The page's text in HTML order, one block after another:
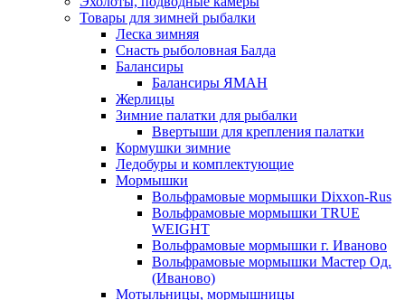
Товары для зимней рыбалки
Леска зимняя
Снасть рыболовная Балда
Балансиры
Балансиры ЯМАН
Жерлицы
Зимние палатки для рыбалки
Ввертыши для крепления палатки
Кормушки зимние
Ледобуры и комплектующие
Мормышки
Вольфрамовые мормышки Dixxon-Rus
Вольфрамовые мормышки TRUE
WEIGHT
Вольфрамовые мормышки г. Иваново
Вольфрамовые мормышки Мастер Од.
(Иваново)
Мотыльницы, мормышницы